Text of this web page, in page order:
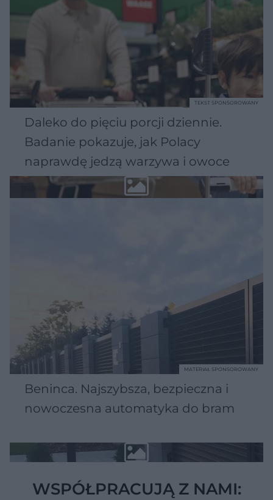
Daleko do pięciu porcji dziennie.
Badanie pokazuje, jak Polacy
naprawdę jedzą warzywa i owoce
TEKST SPONSOROWANY
Beninca. Najszybsza, bezpieczna i
nowoczesna automatyka do bram
MATERIAŁ SPONSOROWANY
WSPÓŁPRACUJĄ Z NAMI: